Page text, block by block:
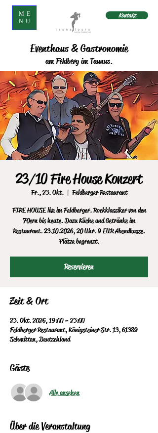
ME
NU
Kontakt
Eventhaus & Gastronomie
am Feldberg im Taunus.
23/10 Fire House Konzert
Fr., 23. Okt.
  |
Feldberger Restaurant
FIRE HOUSE live im Feldberger. Rockklassiker von den
70ern bis heute. Dazu Küche und Getränke im
Restaurant. 23.10.2026, 20 Uhr. 9 EUR Abendkasse.
Plätze begrenzt.
Reservieren
Zeit & Ort
23. Okt. 2026, 19:00 – 23:00
Feldberger Restaurant, Königsteiner Str. 13, 61389
Schmitten, Deutschland
Gäste
Alle ansehen
Über die Veranstaltung